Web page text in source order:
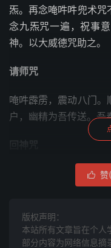
炁。再念唵吽吽兜术咒
念九炁咒一遍，祝事
神。以大威德咒助之。
请师咒
唵吽霹雳，震动八门
户，幽精为吾传送。吾
唵吽咤，腾穹隆，速入
一名五雷开天禹步制
 赞(
版权声明：
本站所有文章旨在个人
部分内容为网络信息摘